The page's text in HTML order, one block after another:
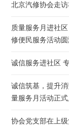
北京汽修协会走
质量服务月进社
修便民服务活动
诚信服务进社区
诚信筑基，提升消费品质 2026 年北
量服务月活动正式
协会党支部在上